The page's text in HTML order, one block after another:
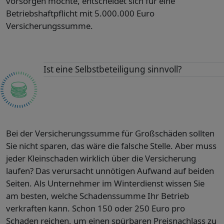
Betriebshaftpflicht mit 5.000.000 Euro
Versicherungssumme.
Ist eine Selbstbeteiligung sinnvoll?
Bei der Versicherungssumme für Großschäden sollten
Sie nicht sparen, das wäre die falsche Stelle. Aber muss
jeder Kleinschaden wirklich über die Versicherung
laufen? Das verursacht unnötigen Aufwand auf beiden
Seiten. Als Unternehmer im Winterdienst wissen Sie
am besten, welche Schadenssumme Ihr Betrieb
verkraften kann. Schon 150 oder 250 Euro pro
Schaden reichen, um einen spürbaren Preisnachlass zu